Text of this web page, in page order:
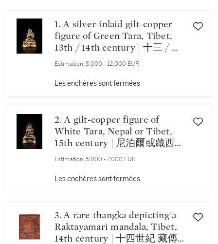
1. A silver-inlaid gilt-copper
figure of Green Tara, Tibet,
13th / 14th century | 十三 / 十
五世紀 藏傳鎏金銅錯銀綠度母
Estimation: 8,000 - 12,000 EUR
Les enchères sont fermées
2. A gilt-copper figure of
White Tara, Nepal or Tibet,
15th century | 尼泊爾或藏西
十五世紀 鎏金銅白度母坐像
Estimation: 5,000 - 7,000 EUR
Les enchères sont fermées
3. A rare thangka depicting a
Raktayamari mandala, Tibet,
14th century | 十四世紀 藏傳